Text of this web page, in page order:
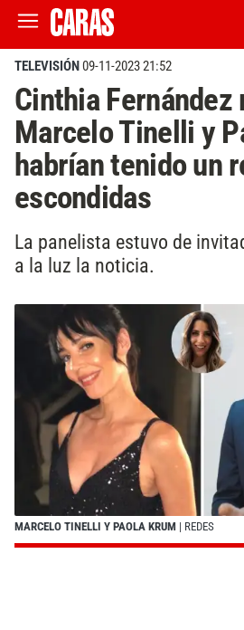
TELEVISIÓN09-11-2023 21:52
Cinthia Fernández
Marcelo Tinelli y
habrían tenido un
escondidas
La panelista estuvo de
a la luz la noticia.
MARCELO TINELLI Y PAOLA KRUM | REDES